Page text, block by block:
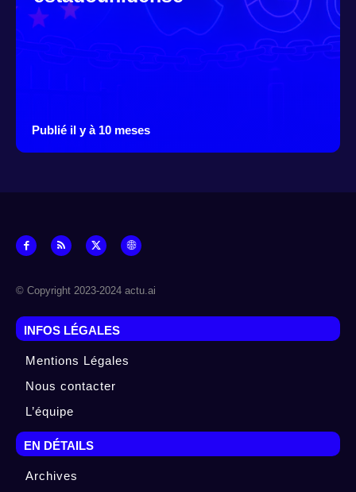
Publié il y à 10 meses
© Copyright 2023-2024 actu.ai
INFOS LÉGALES
Mentions Légales
Nous contacter
L’équipe
EN DÉTAILS
Archives